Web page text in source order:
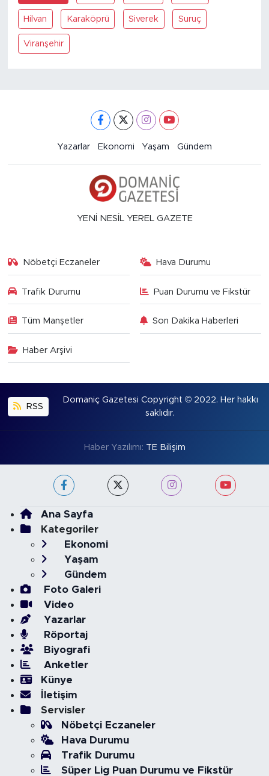
Hilvan Karaköprü Siverek Suruç
Viranşehir
Yazarlar Ekonomi Yaşam Gündem
YENİ NESİL YEREL GAZETE
Nöbetçi Eczaneler Hava Durumu
Trafik Durumu Puan Durumu ve Fikstür
Tüm Manşetler Son Dakika Haberleri
Haber Arşivi
RSS
Domaniç Gazetesi Copyright © 2022. Her hakkı
saklıdır.
Haber Yazılımı: TE Bilişim
Ana Sayfa
Kategoriler
Ekonomi
Yaşam
Gündem
Foto Galeri
Video
Yazarlar
Röportaj
Biyografi
Anketler
Künye
İletişim
Servisler
Nöbetçi Eczaneler
Hava Durumu
Trafik Durumu
Süper Lig Puan Durumu ve Fikstür